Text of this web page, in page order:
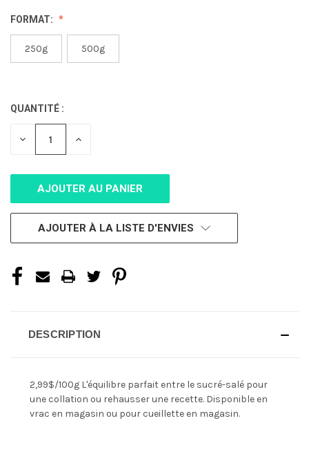
FORMAT:
250g 500g
STOCK
ACTUEL :
QUANTITÉ :
DIMINUER
QUANTITÉ
UNDEFINED
AUGMENTER
UNDEFINED
AJOUTER À LA LISTE D'ENVIES
DESCRIPTION
2,99$/100g L'équilibre parfait entre le sucré-salé pour
une collation ou rehausser une recette. Disponible en
vrac en magasin ou pour cueillette en magasin.